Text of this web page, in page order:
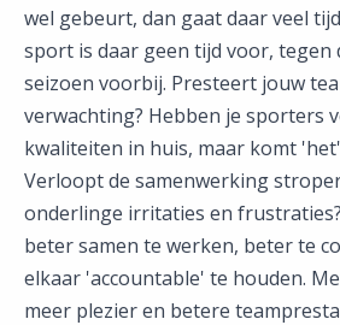
wel gebeurt, dan gaat daar veel
sport is daar geen tijd voor, tegen
seizoen voorbij. Presteert jouw
verwachting? Hebben je sporters
kwaliteiten in huis, maar komt
Verloopt de samenwerking
onderlinge irritaties en
beter samen te werken, beter te
elkaar 'accountable' te houden.
meer plezier en betere